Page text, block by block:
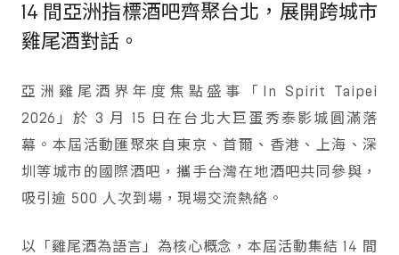
14 間亞洲指標酒吧齊聚台北，展開跨城市
雞尾酒對話。
亞洲雞尾酒界年度焦點盛事「In Spirit Taipei
2026」於 3 月 15 日在台北大巨蛋秀泰影城圓滿落
幕。本屆活動匯聚來自東京、首爾、香港、上海、深
圳等城市的國際酒吧，攜手台灣在地酒吧共同參與，
吸引逾 500 人次到場，現場交流熱絡。
以「雞尾酒為語言」為核心概念，本屆活動集結 14 間